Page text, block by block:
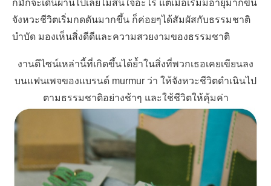
ก็มักจะเดินผ่านไปเลยไม่สนใจอะไร แต่เมื่อเริ่มมีอายุมากขึ้น
จังหวะชีวิตเริ่มกดดันมากขึ้น ก็ค่อยๆได้สัมผัสกับธรรมชาติ
บำบัด มองเห็นสิ่งดีดีและความสวยงามของธรรมชาติ
งานดีไซน์เหล่านี้ที่เกิดขึ้นได้ย้ำในสิ่งที่พวกเธอเคยเขียนลง
บนแฟนเพจของแบรนด์ murmur ว่า ให้จังหวะชีวิตดำเนินไป
ตามธรรมชาติอย่างช้าๆ และใช้ชีวิตให้คุ้มค่า